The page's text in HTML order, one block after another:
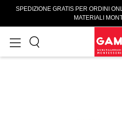
SPEDIZIONE GRATIS PER ORDINI
MATERIALI